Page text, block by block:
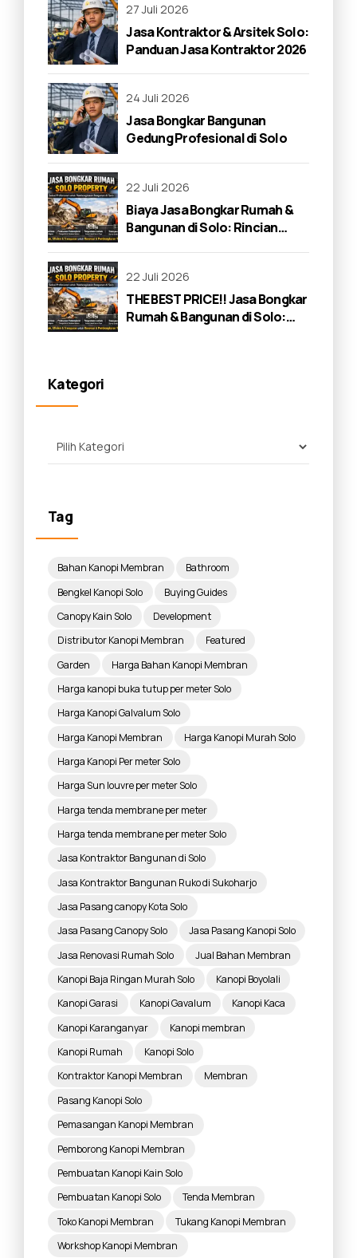
27 Juli 2026
Jasa Kontraktor & Arsitek Solo:
Panduan Jasa Kontraktor 2026
24 Juli 2026
Jasa Bongkar Bangunan
Gedung Profesional di Solo
22 Juli 2026
Biaya Jasa Bongkar Rumah &
Bangunan di Solo: Rincian
22 Juli 2026
THE BEST PRICE!! Jasa Bongkar
Rumah & Bangunan di Solo:
Kategori
Tag
Bahan Kanopi Membran
Bathroom
Bengkel Kanopi Solo
Buying Guides
Canopy Kain Solo
Development
Distributor Kanopi Membran
Featured
Garden
Harga Bahan Kanopi Membran
Harga kanopi buka tutup per meter Solo
Harga Kanopi Galvalum Solo
Harga Kanopi Membran
Harga Kanopi Murah Solo
Harga Kanopi Per meter Solo
Harga Sun louvre per meter Solo
Harga tenda membrane per meter
Harga tenda membrane per meter Solo
Jasa Kontraktor Bangunan di Solo
Jasa Kontraktor Bangunan Ruko di Sukoharjo
Jasa Pasang canopy Kota Solo
Jasa Pasang Canopy Solo
Jasa Pasang Kanopi Solo
Jasa Renovasi Rumah Solo
Jual Bahan Membran
Kanopi Baja Ringan Murah Solo
Kanopi Boyolali
Kanopi Garasi
Kanopi Gavalum
Kanopi Kaca
Kanopi Karanganyar
Kanopi membran
Kanopi Rumah
Kanopi Solo
Kontraktor Kanopi Membran
Membran
Pasang Kanopi Solo
Pemasangan Kanopi Membran
Pemborong Kanopi Membran
Pembuatan Kanopi Kain Solo
Pembuatan Kanopi Solo
Tenda Membran
Toko Kanopi Membran
Tukang Kanopi Membran
Workshop Kanopi Membran